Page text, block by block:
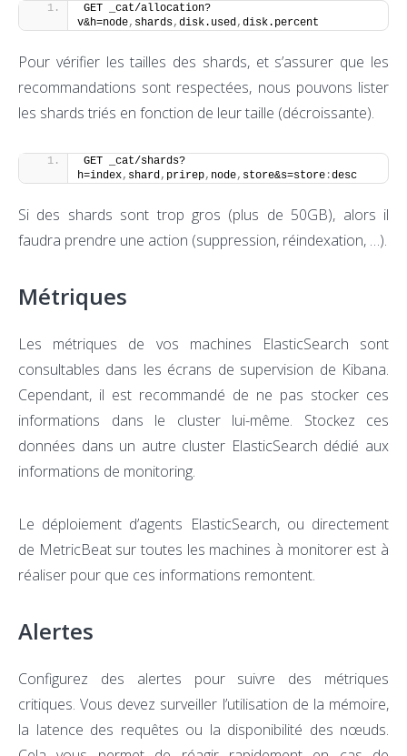
GET _cat/allocation?
v&h=node, shards, disk.used , disk.percent
Pour vérifier les tailles des shards, et s’assurer que les
recommandations sont respectées, nous pouvons lister
les shards triés en fonction de leur taille (décroissante).
GET _cat/shards?
h=index, shard , prirep, node, store&s=store :desc
Si des shards sont trop gros (plus de 50GB), alors il
faudra prendre une action (suppression, réindexation, …).
Métriques
Les métriques de vos machines ElasticSearch sont
consultables dans les écrans de supervision de Kibana.
Cependant, il est recommandé de ne pas stocker ces
informations dans le cluster lui-même. Stockez ces
données dans un autre cluster ElasticSearch dédié aux
informations de monitoring.
Le déploiement d’agents ElasticSearch, ou directement
de MetricBeat sur toutes les machines à monitorer est à
réaliser pour que ces informations remontent.
Alertes
Configurez des alertes pour suivre des métriques
critiques. Vous devez surveiller l’utilisation de la mémoire,
la latence des requêtes ou la disponibilité des nœuds.